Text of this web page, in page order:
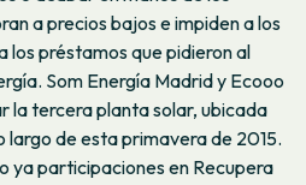
a precios bajos e impiden a los
préstamos que pidieron al
Som Energía Madrid y Ecooo
la tercera planta solar, ubicada
largo de esta primavera de 2015.
ya participaciones en Recupera